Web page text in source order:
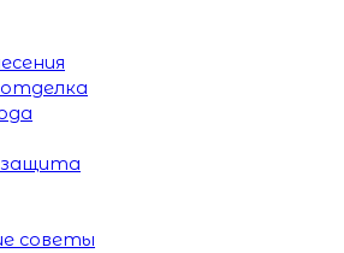
отделка
защита
советы